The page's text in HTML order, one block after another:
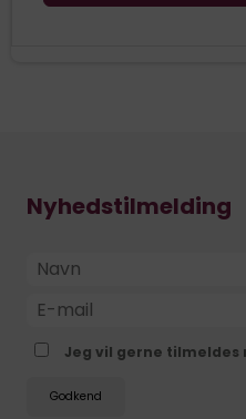
Nyhedstilmelding
Jeg vil gerne
Godkend